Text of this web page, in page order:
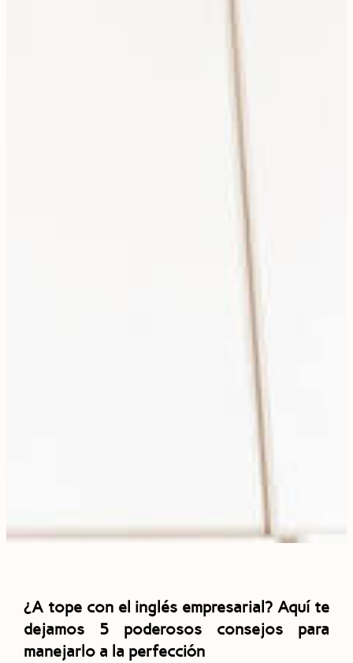
¿A tope con el inglés empresarial? Aquí te
dejamos 5 poderosos consejos para
manejarlo a la perfección